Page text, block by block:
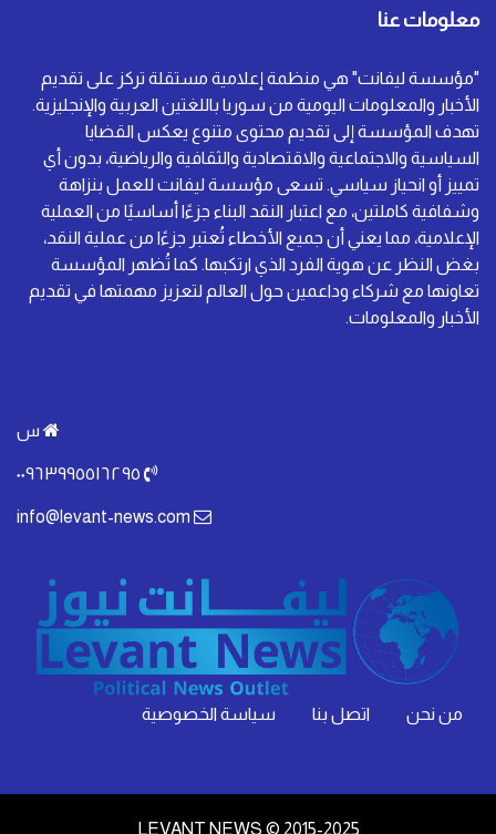
معلومات عنا
"مؤسسة ليفانت" هي منظمة إعلامية مستقلة تركز على تقديم
الأخبار والمعلومات اليومية من سوريا باللغتين العربية والإنجليزية.
تهدف المؤسسة إلى تقديم محتوى متنوع يعكس القضايا
السياسية والاجتماعية والاقتصادية والثقافية والرياضية، بدون أي
تمييز أو انحياز سياسي. تسعى مؤسسة ليفانت للعمل بنزاهة
وشفافية كاملتين، مع اعتبار النقد البناء جزءًا أساسيًا من العملية
الإعلامية، مما يعني أن جميع الأخطاء تُعتبر جزءًا من عملية النقد،
بغض النظر عن هوية الفرد الذي ارتكبها. كما تُظهر المؤسسة
تعاونها مع شركاء وداعمين حول العالم لتعزيز مهمتها في تقديم
الأخبار والمعلومات.
س
info@levant-news.com
من نحن اتصل بنا سياسة الخصوصية
LEVANT NEWS © 2015-2025